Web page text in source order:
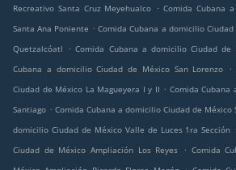
Recreativo Santa Cruz Meyehualco . Comida Cubana
Santa Ana Poniente . Comida Cubana a domicilio
Quetzalcóatl
. Comida Cubana a domicilio Ciudad de
Cubana a domicilio Ciudad de México San Lorenzo
.
Ciudad de México La Magueyera I y II . Comida Cubana
Santiago . Comida Cubana a domicilio Ciudad de México
domicilio Ciudad de México Valle de Luces 1ra Sección
Ciudad de México Ampliación Los Reyes
. Comida